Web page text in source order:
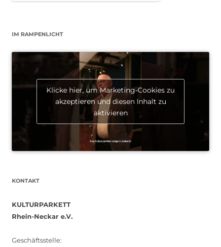
IM RAMPENLICHT
Klicke hier, um Marketing-Cookies zu
akzeptieren und diesen Inhalt zu
aktivieren
KONTAKT
KULTURPARKETT
Rhein-Neckar e.V.
Geschäftsstelle: